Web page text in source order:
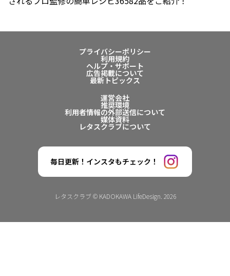
プライバシーポリシー
利用規約
ヘルプ・サポート
広告掲載について
最新トピックス
運営会社
推奨環境
利用者情報の外部送信について
媒体資料
レタスクラブについて
毎日更新！インスタもチェック！
レタスクラブ © KADOKAWA LifeDesign. 2026